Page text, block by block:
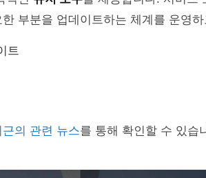
부분을 업데이트하는 체계를 운영
트
근의 관련 뉴스를 통해 확인할 수 있습